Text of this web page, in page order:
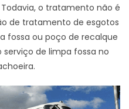
o tratamento não é
de tratamento de esgotos
fossa ou poço de recalque
de limpa fossa no